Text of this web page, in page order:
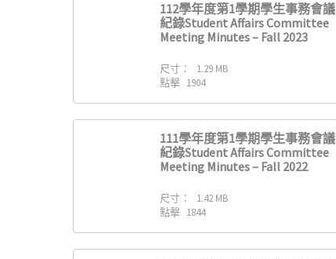
112學年度第1學期學生事務會議
紀錄Student Affairs Committee
Meeting Minutes – Fall 2023
尺寸：
1.29 MB
點擊 1904
111學年度第1學期學生事務會議
紀錄Student Affairs Committee
Meeting Minutes – Fall 2022
尺寸：
1.42 MB
點擊 1844